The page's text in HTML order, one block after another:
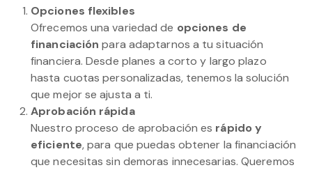
Opciones flexibles
Ofrecemos una variedad de opciones de
financiación para adaptarnos a tu situación
financiera. Desde planes a corto y largo plazo
hasta cuotas personalizadas, tenemos la solución
que mejor se ajusta a ti.
Aprobación rápida
Nuestro proceso de aprobación es rápido y
eficiente, para que puedas obtener la financiación
que necesitas sin demoras innecesarias. Queremos